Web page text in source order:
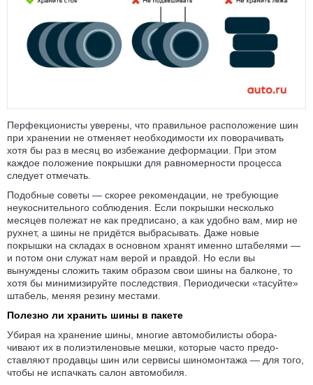
Перфекционисты уверены, что правильное расположение шин
при хранении не отменяет необхо­димости их повора­чивать
хотя бы раз в месяц во избежание деформации. При этом
каждое положе­ние покрышки для равно­мерности процесса
следует отмечать.
Подобные советы — скорее рекомендации, не требующие
неукосни­тельного соблюдения. Если покрышки несколько
месяцев полежат не как пред­писано, а как удобно вам, мир не
рухнет, а шины не придётся выбрасывать. Даже новые
покрышки на складах в основном хранят именно штабелями —
и потом они служат нам верой и правдой. Но если вы
вынуждены сложить таким образом свои шины на балконе, то
хотя бы миними­зируйте послед­ствия. Периодически «тасуйте»
штабель, меняя резину местами.
Полезно ли хранить шины в пакете
Убирая на хранение шины, многие автомо­билисты обора­
чивают их в поли­этиленовые мешки, которые часто предо­
ставляют продавцы шин или сервисы шиномонтажа — для того,
чтобы не испачкать салон автомобиля.